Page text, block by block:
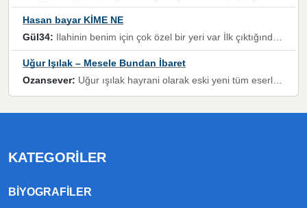
Hasan bayar KİME NE
Gül34: Ilahinin benim için çok özel bir yeri var İlk çıktığında komşum ne kadar yüksek sesle dinliyorsa orada duymuştum ve YouTube'dan aratıp Bu ilahiyi bulmuştum ve sonra müdavimi oldum günlük Ben de 3-5 kere dinleyip ezberleyip artık ilahiye bende eşlik ediyorum yüksek sesle Allah razı olsun hizmet nimettir Rabbim sizin zahmetlerinize de hayırlı nimetler versin Selam ve dua ile Allah'a emanet olun
Uğur Işılak – Mesele Bundan İbaret
Ozansever: Uğur ışılak hayrani olarak eski yeni tüm eserlerini keyifle huzurla dinleyenlerden birisiyim, emeğine saygı duyan gönül veren bunu en güzel şekilde sevenlerine ulaştıran siz değerli sayfa yöneticilerine de teşekkür ederim
KATEGORILER
BIYOGRAFILER